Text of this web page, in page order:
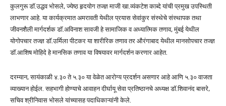
कुलगुरू डॉ.उद्धव भोसले, ज्येष्ठ हृदयोग तज्ज्ञ माजी खा.व्यंकटेश काब्दे यांची प्रमुख उपस्थिती
लाभणार आहे. या कार्यक्रमात अमरावती येथील प्रयास सेवांकुर संस्थेचे संस्थापक तथा
जीवनशैली मार्गदर्शक डॉ.अविनाश सावजी हे सामाजिक व अध्यात्मिक तणाव, मुंबई येथील
योगोपचार तज्ज्ञ डॉ.उर्मिला पीटकर या शारीरिक तणाव तर औरंगाबाद येथील मानसोपचार तज्ज्ञ
डॉ.आशिष मोहिदे हे मानसिक तणाव या विषयावर मार्गदर्शन करणार आहेत.
दरम्यान, सायंकाळी ४.३० ते ५.३० या वेळेत आरोग्य प्रदर्शन असणार आहे आणि ५.३० वाजता
व्याख्यान होईल. सहभागी होण्याचे आवाहन दीर्घायू सेवा प्रतिष्ठानचे अध्यक्ष डॉ.शिवानंद बासरे,
सचिव श्रीनिवास भोसले यांच्यासह पदाधिकाऱ्यांनी केले.